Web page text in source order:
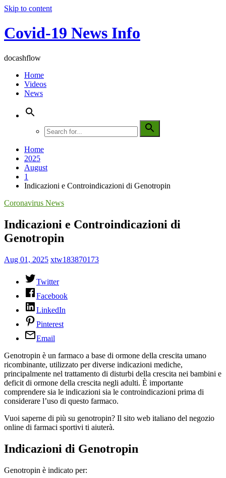
Skip to content
Covid-19 News Info
docashflow
Home
Videos
News
Home
2025
August
1
Indicazioni e Controindicazioni di Genotropin
Coronavirus News
Indicazioni e Controindicazioni di
Genotropin
Aug 01, 2025 xtw183870173
Twitter
Facebook
LinkedIn
Pinterest
Email
Genotropin è un farmaco a base di ormone della crescita umano
ricombinante, utilizzato per diverse indicazioni mediche,
principalmente nel trattamento di disturbi della crescita nei bambini e
deficit di ormone della crescita negli adulti. È importante
comprendere sia le indicazioni sia le controindicazioni prima di
considerare l’uso di questo farmaco.
Vuoi saperne di più su genotropin? Il sito web italiano del negozio
online di farmaci sportivi ti aiuterà.
Indicazioni di Genotropin
Genotropin è indicato per: